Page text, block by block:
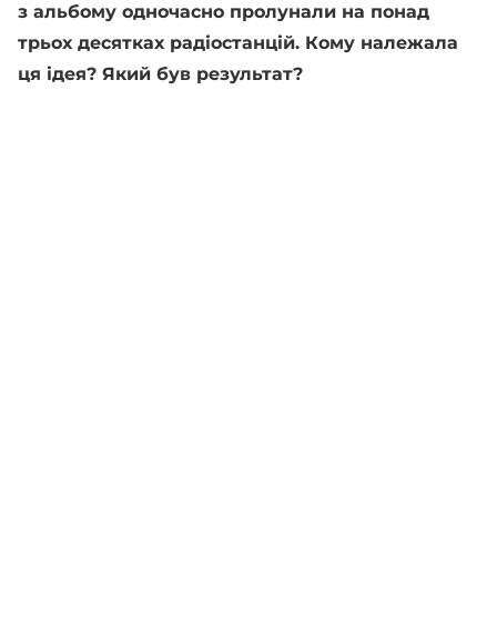
з альбому одночасно пролунали на понад
трьох десятках радіостанцій. Кому належала
ця ідея? Який був результат?